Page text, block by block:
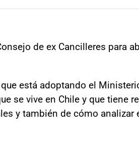
de ex Cancilleres para
está adoptando el
se vive en Chile y que tiene
y también de cómo analizar